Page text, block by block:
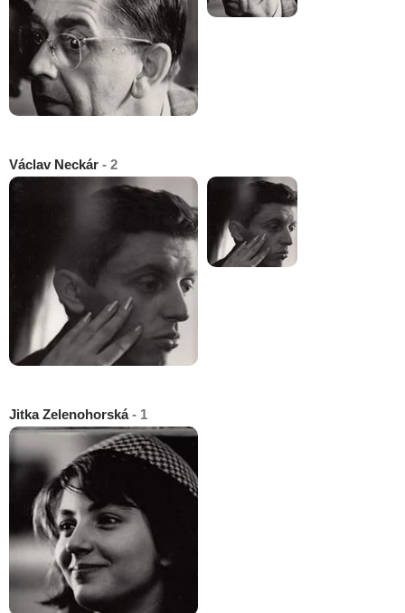
Václav Neckár - 2
Jitka Zelenohorská- 1